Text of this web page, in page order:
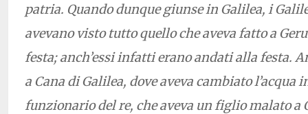
patria. Quando dunque giunse in Galilea, i
avevano visto tutto quello che aveva fatto a
festa; anch’essi infatti erano andati alla festa.
a Cana di Galilea, dove aveva cambiato l’acqua
funzionario del re, che aveva un figlio malato a